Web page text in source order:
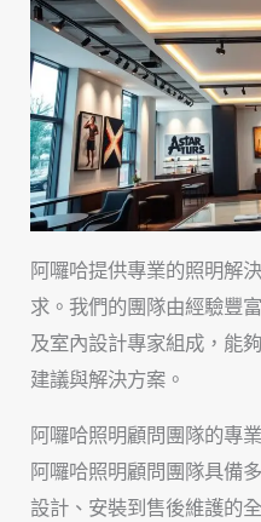
阿囉哈提供專業的照明解
求。我們的團隊由經驗豐
及室內設計專家組成，能
建議與解決方案。
阿囉哈照明顧問團隊的專
阿囉哈照明顧問團隊具備
設計、安裝到售後維護的